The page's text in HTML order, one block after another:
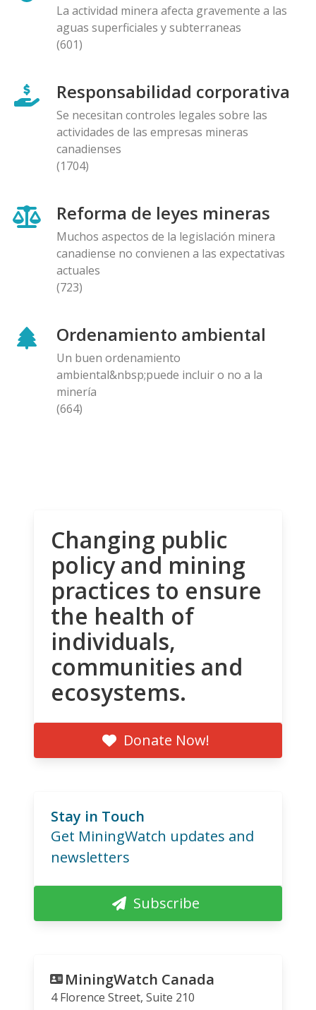
La actividad minera afecta gravemente a las
aguas superficiales y subterraneas
(601)
Responsabilidad corporativa
Se necesitan controles legales sobre las
actividades de las empresas mineras
canadienses
(1704)
Reforma de leyes mineras
Muchos aspectos de la legislación minera
canadiense no convienen a las expectativas
actuales
(723)
Ordenamiento ambiental
Un buen ordenamiento
ambiental&nbsp;puede incluir o no a la
minería
(664)
Changing public
policy and mining
practices to ensure
the health of
individuals,
communities and
ecosystems.
Donate Now!
Stay in Touch
Get MiningWatch updates and
newsletters
Subscribe
MiningWatch Canada
4 Florence Street, Suite 210